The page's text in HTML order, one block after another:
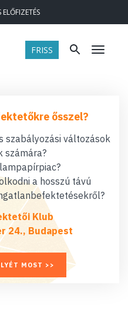
ELŐFIZETÉS
FRISS Menü
ősszel?
szabályozási változások
számára?
a hosszú távú
Klub
24., Budapest
MOST >>